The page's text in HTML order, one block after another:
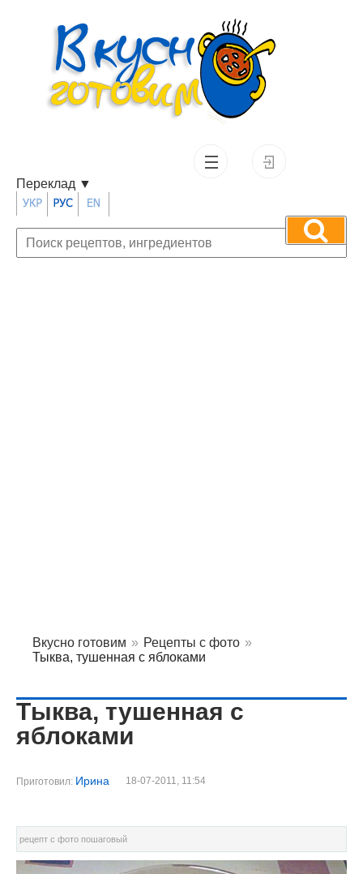
Переклад ▼
Вкусно готовим » Рецепты с фото »
Тыква, тушенная с яблоками
Тыква, тушенная с
яблоками
Приготовил: Ирина 18-07-2011, 11:54
рецепт с фото пошаговый